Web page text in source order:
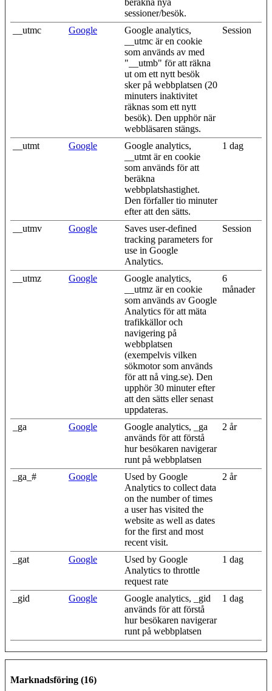
sessioner/besök.
__utmc
Google
Google analytics,
__utmc är en cookie
som används av med
"__utmb" för att räkna
ut om ett nytt besök
sker på webbplatsen (20
minuters inaktivitet
räknas som ett nytt
besök). Den upphör när
webbläsaren stängs.
Session
__utmt Google
Google analytics,
__utmt är en cookie
som används för att
beräkna
webbplatshastighet.
Den förfaller tio minuter
efter att den sätts.
1 dag
__utmv Google
Saves user-defined
tracking parameters for
use in Google
Analytics.
Session
__utmz Google
Google analytics,
__utmz är en cookie
som används av Google
Analytics för att mäta
trafikkällor och
navigering på
webbplatsen
(exempelvis vilken
sökmotor som används
för att nå ving.se). Den
upphör 30 minuter efter
att den sätts eller senast
uppdateras.
6
månader
_ga Google
Google analytics, _ga
används för att förstå
hur besökaren navigerar
runt på webbplatsen
2 år
_ga_# Google
Used by Google
Analytics to collect data
on the number of times
a user has visited the
website as well as dates
for the first and most
recent visit.
2 år
_gat Google
Used by Google
Analytics to throttle
request rate
1 dag
_gid Google
Google analytics, _gid
används för att förstå
hur besökaren navigerar
runt på webbplatsen
1 dag
Marknadsföring (16)